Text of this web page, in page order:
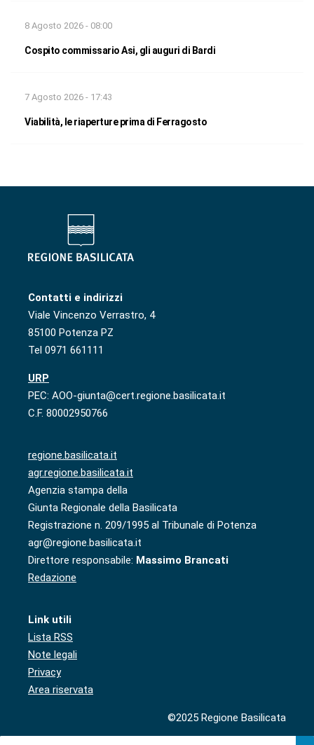
8 Agosto 2026 - 08:00
Cospito commissario Asi, gli auguri di Bardi
7 Agosto 2026 - 17:43
Viabilità, le riaperture prima di Ferragosto
Contatti e indirizzi
Viale Vincenzo Verrastro, 4
85100 Potenza PZ
Tel 0971 661111
URP
PEC: AOO-giunta@cert.regione.basilicata.it
C.F. 80002950766
regione.basilicata.it
agr.regione.basilicata.it
Agenzia stampa della
Giunta Regionale della Basilicata
Registrazione n. 209/1995 al Tribunale di Potenza
agr@regione.basilicata.it
Direttore responsabile: Massimo Brancati
Redazione
Link utili
Lista RSS
Note legali
Privacy
Area riservata
©2025 Regione Basilicata